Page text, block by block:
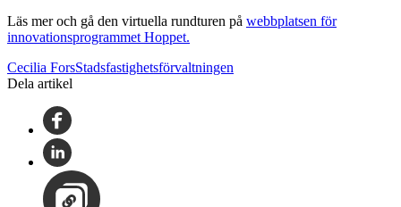
Läs mer och gå den virtuella rundturen på webbplatsen för
innovationsprogrammet Hoppet.
Cecilia ForsStadsfastighetsförvaltningen
Dela artikel